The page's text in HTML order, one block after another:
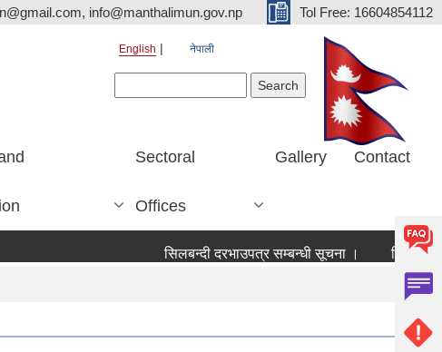
info@manthalimun.gov.np Tol Free: 16604854112
English नेपाली
Sectoral
Offices
Gallery Contact
सिलबन्दी दरभाउपत्र सम्बन्धी सूचना । सिलबन्दी